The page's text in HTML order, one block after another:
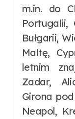
m.in. do
Portugalii,
Bułgarii,
Maltę,
letnim
Zadar,
Girona
Neapol,